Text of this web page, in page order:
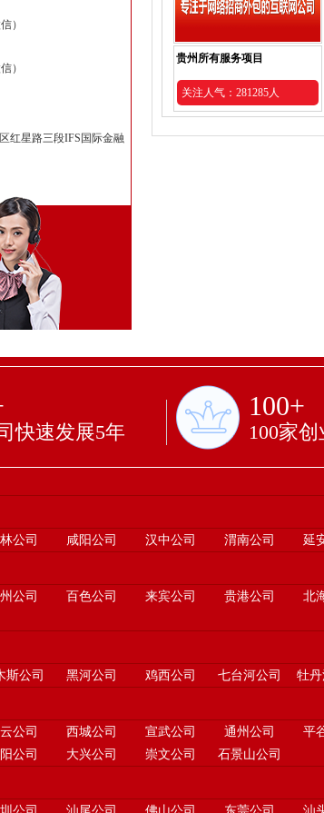
贵州所有服务项目
关注人气：281285人
）
）
红星路三段IFS国际金融
快速发展5年
100+
100家
公司 咸阳公司 汉中公司 渭南公司 延
公司 百色公司 来宾公司 贵港公司 北
斯公司 黑河公司 鸡西公司 七台河公司 牡丹
公司 西城公司 宣武公司 通州公司 平
公司 大兴公司 崇文公司 石景山公司